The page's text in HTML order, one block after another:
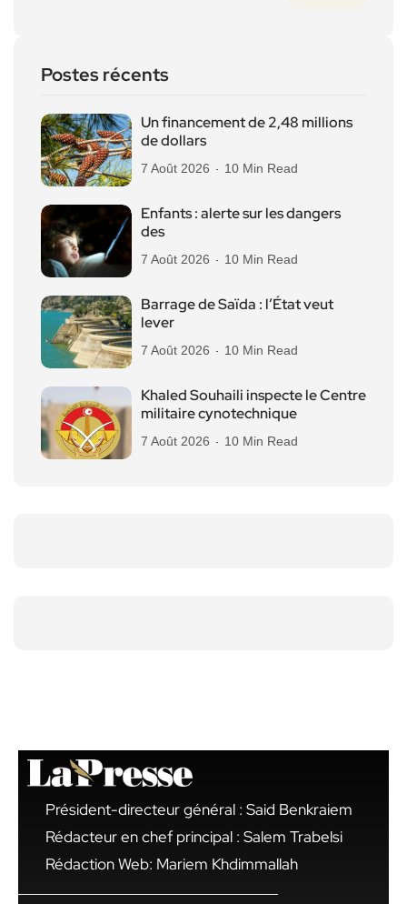
Postes récents
Un financement de 2,48 millions
de dollars
7 Août 2026 10 Min Read
Enfants : alerte sur les dangers
des
7 Août 2026 10 Min Read
Barrage de Saïda : l’État veut
lever
7 Août 2026 10 Min Read
Khaled Souhaili inspecte le Centre
militaire cynotechnique
7 Août 2026 10 Min Read
Président-directeur général : Said Benkraiem
Rédacteur en chef principal : Salem Trabelsi
Rédaction Web: Mariem Khdimmallah